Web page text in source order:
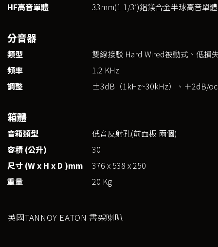
HF高音單體
33mm(1 1/3′)鋁鎂合金半球高音單
分音器
類型
雙線接駁 Hard Wired被動式、低損
頻率
1.2 KHz
調整
±3dB（1kHz~30kHz）、＋2dB/
箱體
音箱類型
低音反射孔(前面板 兩個)
容積 (公升)
30
尺寸 (W x H x D )mm
376 x 538 x 250
重量
20 Kg
英國TANNOY EATON 書架喇叭